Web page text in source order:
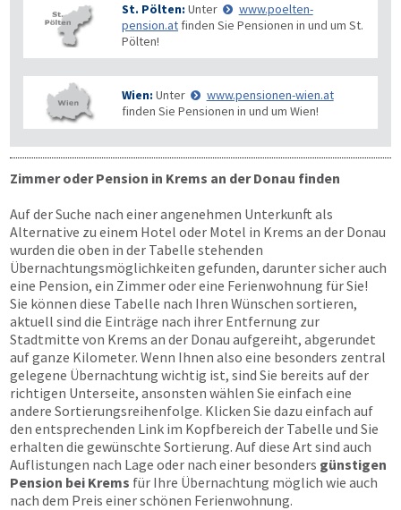
St. Pölten: Unter
www.poelten-
pension.at finden Sie Pensionen in und um St.
Pölten!
Wien: Unter
www.pensionen-wien.at
finden Sie Pensionen in und um Wien!
Zimmer oder Pension in Krems an der Donau finden
Auf der Suche nach einer angenehmen Unterkunft als
Alternative zu einem Hotel oder Motel in Krems an der Donau
wurden die oben in der Tabelle stehenden
Übernachtungsmöglichkeiten gefunden, darunter sicher auch
eine Pension, ein Zimmer oder eine Ferienwohnung für Sie!
Sie können diese Tabelle nach Ihren Wünschen sortieren,
aktuell sind die Einträge nach ihrer Entfernung zur
Stadtmitte von Krems an der Donau aufgereiht, abgerundet
auf ganze Kilometer. Wenn Ihnen also eine besonders zentral
gelegene Übernachtung wichtig ist, sind Sie bereits auf der
richtigen Unterseite, ansonsten wählen Sie einfach eine
andere Sortierungsreihenfolge. Klicken Sie dazu einfach auf
den entsprechenden Link im Kopfbereich der Tabelle und Sie
erhalten die gewünschte Sortierung. Auf diese Art sind auch
Auflistungen nach Lage oder nach einer besonders günstigen
Pension bei Krems für Ihre Übernachtung möglich wie auch
nach dem Preis einer schönen Ferienwohnung.